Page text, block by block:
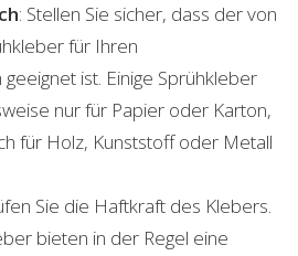
: Stellen Sie sicher, dass der von
für Ihren
ist. Einige Sprühkleber
nur für Papier oder Karton,
für Holz, Kunststoff oder Metall
Sie die Haftkraft des Klebers.
bieten in der Regel eine